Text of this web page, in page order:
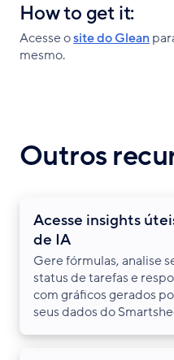
How to get it:
Acesse osite do Glean
mesmo.
Outros
Acesse insights
de IA
Gere fórmulas, analise
status de tarefas e
com gráficos gerados
seus dados do